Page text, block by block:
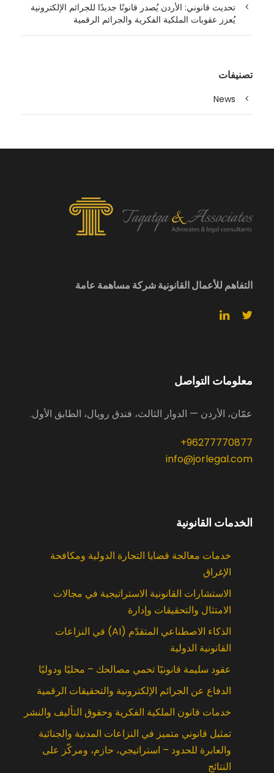
تحديث قانوني: الأردن يُصدر قانونًا جديدًا للجرائم الإلكترونية
يُعزز عقوبات الملكية الفكرية والجرائم الرقمية
تصنيفات
News
التفاهم للأعمال القانونية شركة مساهمة عامة
معلومات التواصل
عمّان، الأردن — الدوار الثالث، فندق رويال، الطابق الأول.
96277770877+
info@jorlegal.com
الخدمات القانونية
خدمات معالجة قضايا التجارة الدولية ومكافحة
الإغراق
الاستشارات القانونية الاستراتيجية في مجالات
الامتثال والتحقيقات وإدارة
الذكاء الاصطناعي المتقدّم (AI) في النزاعات
القانونية الدولية
عقود سليمة قانونيًا تحمي مصالحك – محليًا ودوليًا
الدفاع عن الجرائم الإلكترونية والتحقيقات الرقمية
خدمات قانون الملكية الفكرية وحقوق التأليف والنشر
تمثيل قانوني متميز في النزاعات المدنية والجنائية
والعابرة للحدود – استراتيجي، حازم، ومركّز على
النتائج